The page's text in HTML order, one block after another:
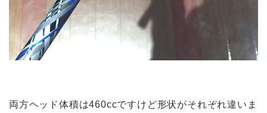
両方ヘッド体積は460ccですけど形状がそれぞれ違いま